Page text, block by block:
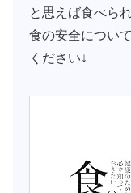
と思えば食べら
食の安全につい
ください↓